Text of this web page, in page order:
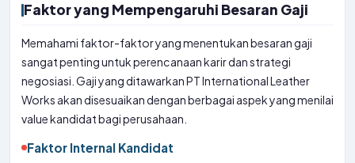
Faktor yang Mempengaruhi Besaran Gaji
Memahami faktor-faktor yang menentukan besaran gaji
sangat penting untuk perencanaan karir dan strategi
negosiasi. Gaji yang ditawarkan PT International Leather
Works akan disesuaikan dengan berbagai aspek yang menilai
value kandidat bagi perusahaan.
Faktor Internal Kandidat